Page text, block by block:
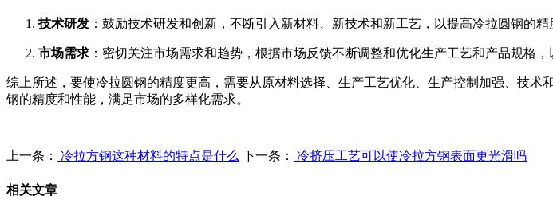
1. 技术研发 ：鼓励技术研发和创新，不断引入新材料、新技术和新工艺，以提高冷拉圆钢的精
2. 市场需求 ：密切关注市场需求和趋势，根据市场反馈不断调整和优化生产工艺和产品规格
综上所述，要使冷拉圆钢的精度更高，需要从原材料选择、生产工艺优化、生产控制加强、技
钢的精度和性能，满足市场的多样化需求。
上一条： 冷拉方钢这种材料的特点是什么 下一条： 冷挤压工艺可以使冷拉方钢表面更光滑吗
相关文章